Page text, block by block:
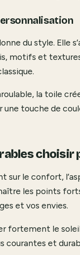
du style. Elle
motifs et
la toile
touche de
choisir
le confort,
les points
et vos envies.
fortement le
courantes et